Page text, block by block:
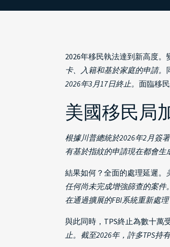
2026年移民執法達到新高度。
卡、入籍和基於家庭的申請。
2026年3月17日終止。面臨移
美國移民局
根據川普總統於2026年2月簽
有基於指紋的申請現在都會生
結果如何？全面的處理延遲。
任何尚未完成增強篩查的案
在通過擴展的FBI系統重新處
與此同時，TPS終止為數十萬
止。截至2026年，許多TPS持